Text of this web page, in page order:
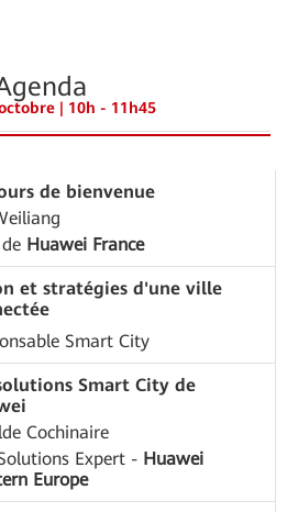
| 10h - 11h45
de bienvenue
Huawei France
et stratégies d'une ville
Smart City
Smart City de
Cochinaire
Expert - Huawei
Europe